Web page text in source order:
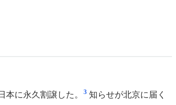
に永久割譲した。 3 知らせが北京に届く